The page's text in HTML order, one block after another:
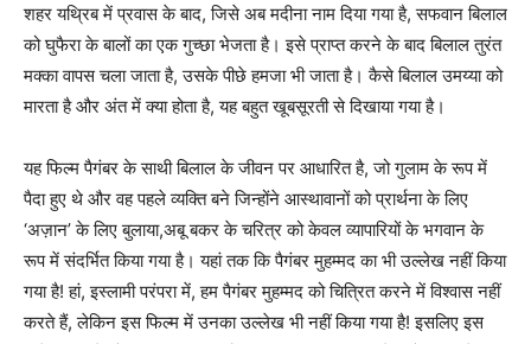
शहर यथ्रिब में प्रवास के बाद, जिसे अब मदीना नाम दिया गया है, सफवान बिलाल
को घुफैरा के बालों का एक गुच्छा भेजता है। इसे प्राप्त करने के बाद बिलाल तुरंत
मक्का वापस चला जाता है, उसके पीछे हमजा भी जाता है। कैसे बिलाल उमय्या को
मारता है और अंत में क्या होता है, यह बहुत खूबसूरती से दिखाया गया है।
यह फिल्म पैगंबर के साथी बिलाल के जीवन पर आधारित है, जो गुलाम के रूप में
पैदा हुए थे और वह पहले व्यक्ति बने जिन्होंने आस्थावानों को प्रार्थना के लिए
‘अज़ान’ के लिए बुलाया,अबू बकर के चरित्र को केवल व्यापारियों के भगवान के
रूप में संदर्भित किया गया है। यहां तक कि पैगंबर मुहम्मद का भी उल्लेख नहीं किया
गया है! हां, इस्लामी परंपरा में, हम पैगंबर मुहम्मद को चित्रित करने में विश्वास नहीं
करते हैं, लेकिन इस फिल्म में उनका उल्लेख भी नहीं किया गया है! इसलिए इस